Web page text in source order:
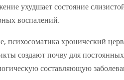
ухудшает состояние
воспалений.
психосоматика хронический
создают почву для
составляющую